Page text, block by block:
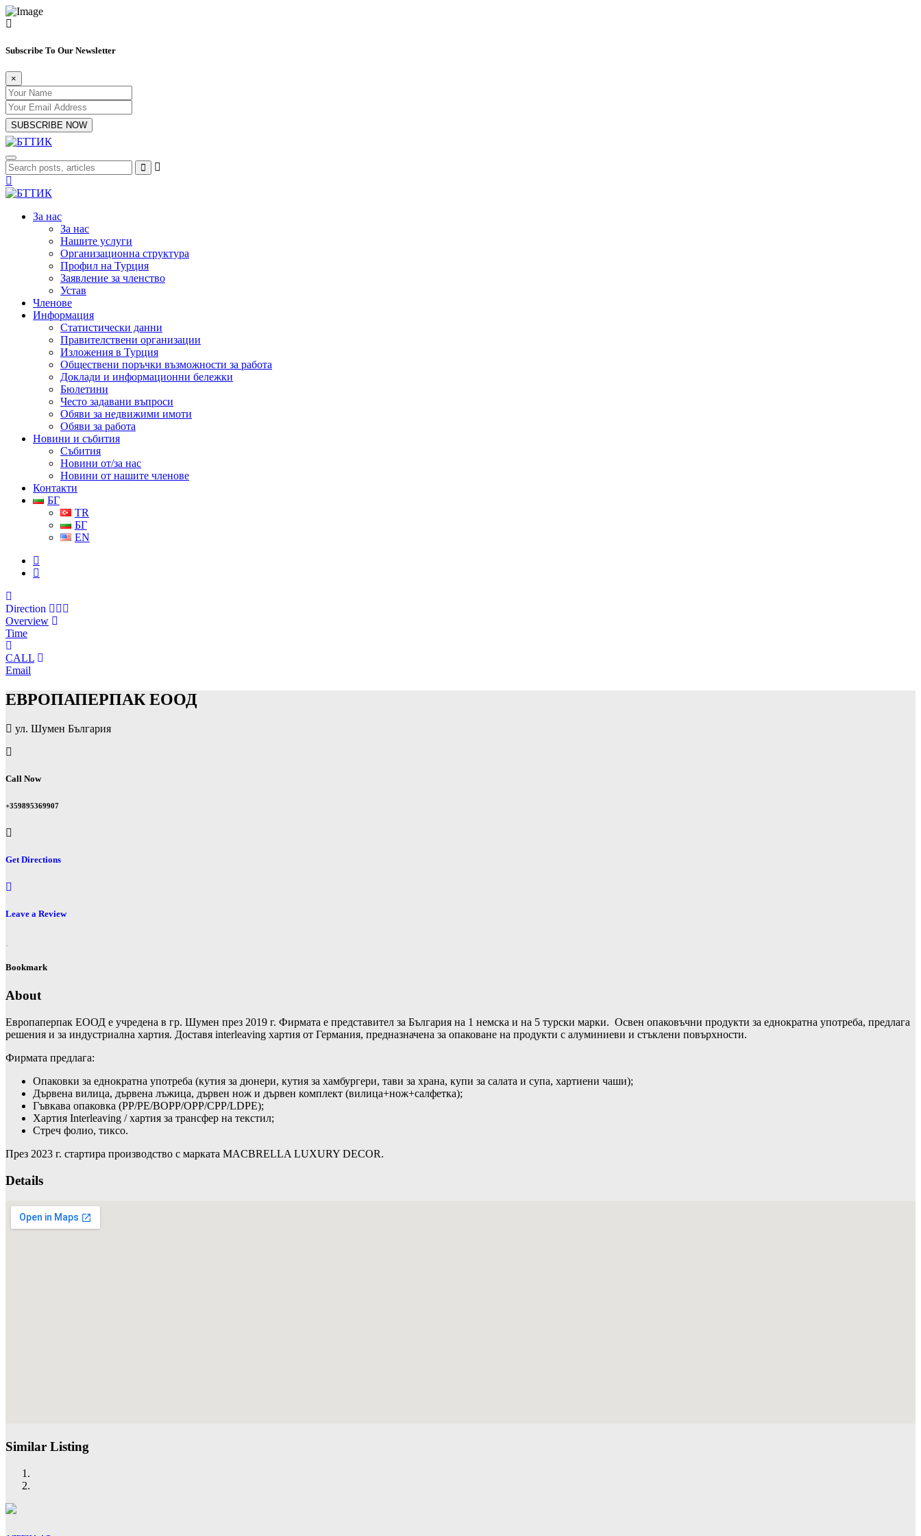
Subscribe To Our Newsletter
×
SUBSCRIBE NOW
За нас
За нас
Нашите услуги
Организационна структура
Профил на Турция
Заявление за членство
Устав
Членове
Информация
Статистически данни
Правителствени организации
Изложения в Турция
Обществени поръчки възможности за работа
Доклади и информационни бележки
Бюлетини
Често задавани въпроси
Обяви за недвижими имоти
Обяви за работа
Новини и събития
Събития
Новини от/за нас
Новини от нашите членове
Контакти
БГ
TR
БГ
EN
Direction
Overview
Time
CALL
Email
ЕВРОПАПЕРПАК ЕООД
ул. Шумен България
Call Now
+359895369907
Get Directions
Leave a Review
Bookmark
About
Европаперпак ЕООД е учредена в гр. Шумен през 2019 г. Фирмата е представител за България на 1 немска и на 5 турски марки. Освен опаковъчни продукти за еднократна употреба, предлага
решения и за индустриална хартия. Доставя interleaving хартия от Германия, предназначена за опаковане на продукти с алуминиеви и стъклени повърхности.
Фирмата предлага:
Опаковки за еднократна употреба (кутия за дюнери, кутия за хамбургери, тави за храна, купи за салата и супа, хартиени чаши);
Дървена вилица, дървена лъжица, дървен нож и дървен комплект (вилица+нож+салфетка);
Гъвкава опаковка (PP/PE/BOPP/OPP/CPP/LDPE);
Хартия Interleaving / хартия за трансфер на текстил;
Стреч фолио, тиксо.
През 2023 г. стартира производство с марката MACBRELLA LUXURY DECOR.
Details
Similar Listing